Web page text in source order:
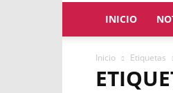
INICIO
Inicio Etiquetas